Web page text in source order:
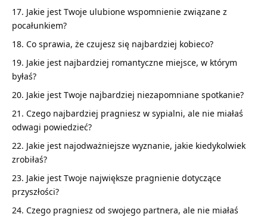
Jakie jest Twoje ulubione wspomnienie związane z
pocałunkiem?
Co sprawia, że czujesz się najbardziej kobieco?
Jakie jest najbardziej romantyczne miejsce, w którym
byłaś?
Jakie jest Twoje najbardziej niezapomniane spotkanie?
Czego najbardziej pragniesz w sypialni, ale nie miałaś
odwagi powiedzieć?
Jakie jest najodważniejsze wyznanie, jakie kiedykolwiek
zrobiłaś?
Jakie jest Twoje największe pragnienie dotyczące
przyszłości?
Czego pragniesz od swojego partnera, ale nie miałaś